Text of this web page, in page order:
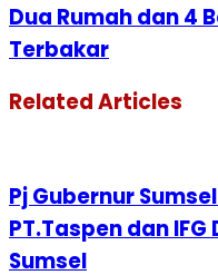
Dua Rumah dan 4
Terbakar
Related Articles
Pj Gubernur
PT.Taspen dan
Sumsel